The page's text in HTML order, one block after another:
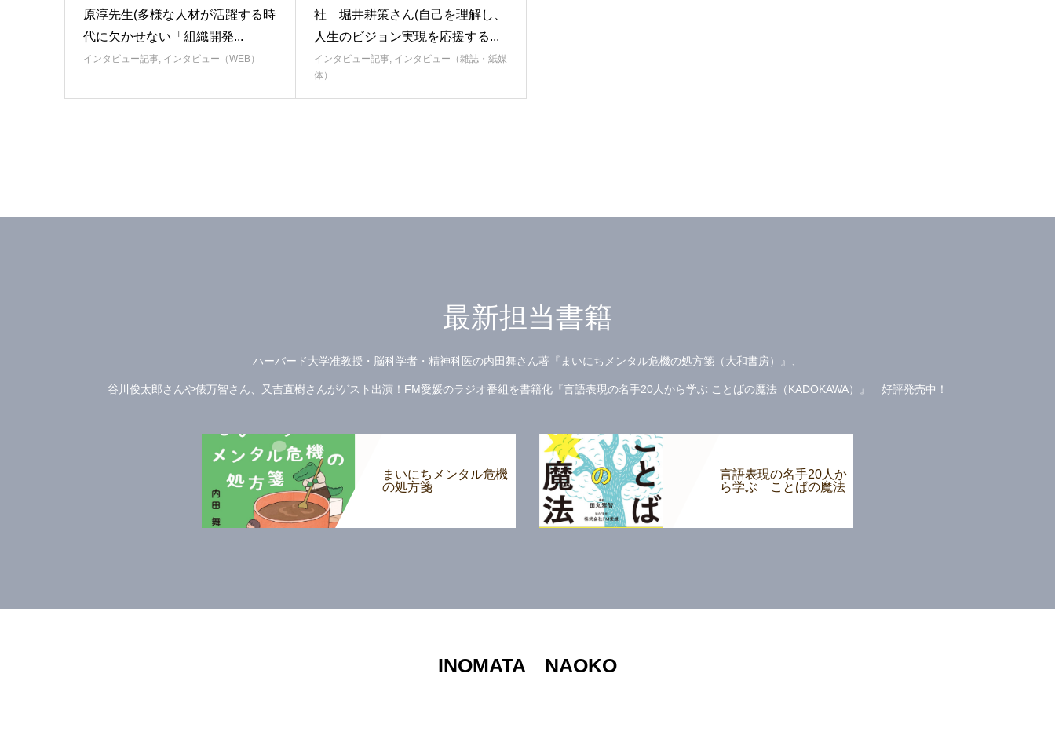
原淳先生(多様な人材が活躍する時
代に欠かせない「組織開発...
インタビュー記事 インタビュー（WEB）
社 堀井耕策さん(自己を理解し、
人生のビジョン実現を応援する...
インタビュー記事 インタビュー（雑誌・紙媒
体）
最新担当書籍
ハーバード大学准教授・脳科学者・精神科医の内田舞さん著『まいにちメンタル危機の処方箋（大和書房）』、
谷川俊太郎さんや俵万智さん、又吉直樹さんがゲスト出演！FM愛媛のラジオ番組を書籍化『言語表現の名手20人から学ぶ ことばの魔法（KADOKAWA）』 好評発売中！
まいにちメンタル危機
の処方箋
言語表現の名手20人か
ら学ぶ ことばの魔法
INOMATA NAOKO